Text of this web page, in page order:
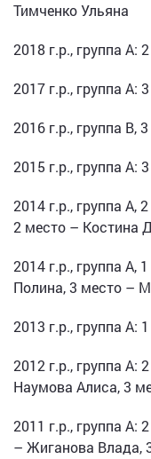
Тимченко Ульяна
2018 г.р., группа А:
2017 г.р., группа А:
2016 г.р., группа В,
2015 г.р., группа А:
2014 г.р., группа А,
2 место – Костина
2014 г.р., группа А,
Полина, 3 место –
2013 г.р., группа А:
2012 г.р., группа
Наумова Алиса, 3
2011 г.р., группа А:
– Жиганова Влада,